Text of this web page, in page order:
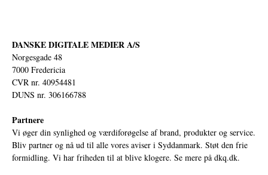
DANSKE DIGITALE MEDIER A/S
Norgesgade 48
7000 Fredericia
CVR nr. 40954481
DUNS nr. 306166788
Partnere
Vi øger din synlighed og værdiforøgelse af brand, produkter og service.
Bliv partner og nå ud til alle vores aviser i Syddanmark. Støt den frie
formidling. Vi har friheden til at blive klogere. Se mere på dkq.dk.